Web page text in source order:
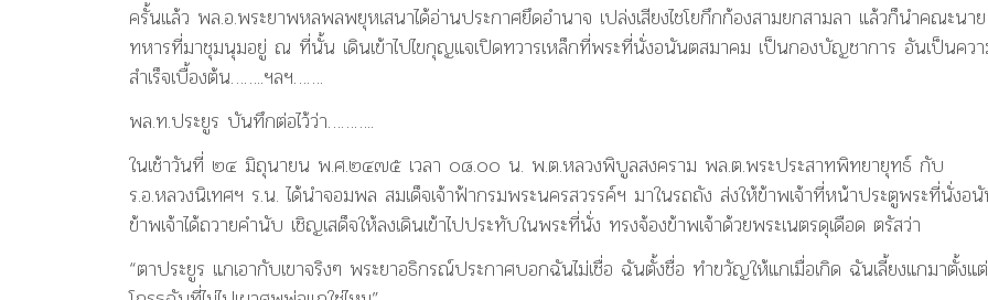
ครั้นแล้ว พล.อ.พระยาพหลพลพยุหเสนาได้อ่านประกาศยึดอำนาจ เปล่งเสียงไชโยกึกก้องสามยกสามลา แล้วก็นำคณะนาย
ทหารที่มาชุมนุมอยู่ ณ ที่นั้น เดินเข้าไปไขกุญแจเปิดทวารเหล็กที่พระที่นั่งอนันตสมาคม เป็นกองบัญชาการ อันเป็นคว
สำเร็จเบื้องต้น……..ฯลฯ…….
พล.ท.ประยูร บันทึกต่อไว้ว่า………..
ในเช้าวันที่ ๒๔ มิถุนายน พ.ศ.๒๔๗๕ เวลา ๐๘.๐๐ น. พ.ต.หลวงพิบูลสงคราม พล.ต.พระประสาทพิทยายุทธ์ กับ
ร.อ.หลวงนิเทศฯ ร.น. ได้นำจอมพล สมเด็จเจ้าฟ้ากรมพระนครสวรรค์ฯ มาในรถถัง ส่งให้ข้าพเจ้าที่หน้าประตูพระที่นั่งอ
ข้าพเจ้าได้ถวายคำนับ เชิญเสด็จให้ลงเดินเข้าไปประทับในพระที่นั่ง ทรงจ้องข้าพเจ้าด้วยพระเนตรดุเดือด ตรัสว่า
“ตาประยูร แกเอากับเขาจริงๆ พระยาอธิกรณ์ประกาศบอกฉันไม่เชื่อ ฉันตั้งชื่อ ทำขวัญให้แกเมื่อเกิด ฉันเลี้ยงแกมาตั้งแ